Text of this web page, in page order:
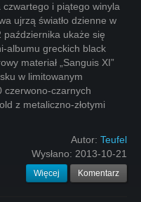
i piątego winyla
ujrzą światło dzienne w
października ukaże się
albumu greckich black
materiał „Sanguis XI”
w limitowanym
czerwono-czarnych
z metaliczno-złotymi
Autor: Teufel
Wysłano: 2013-10-21
Więcej Komentarz